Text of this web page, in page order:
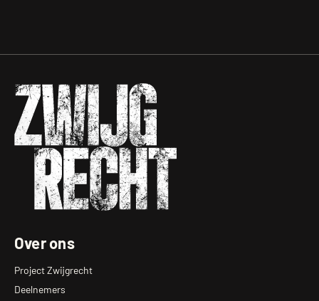
Zwijgrecht
Over ons
Project Zwijgrecht
Deelnemers